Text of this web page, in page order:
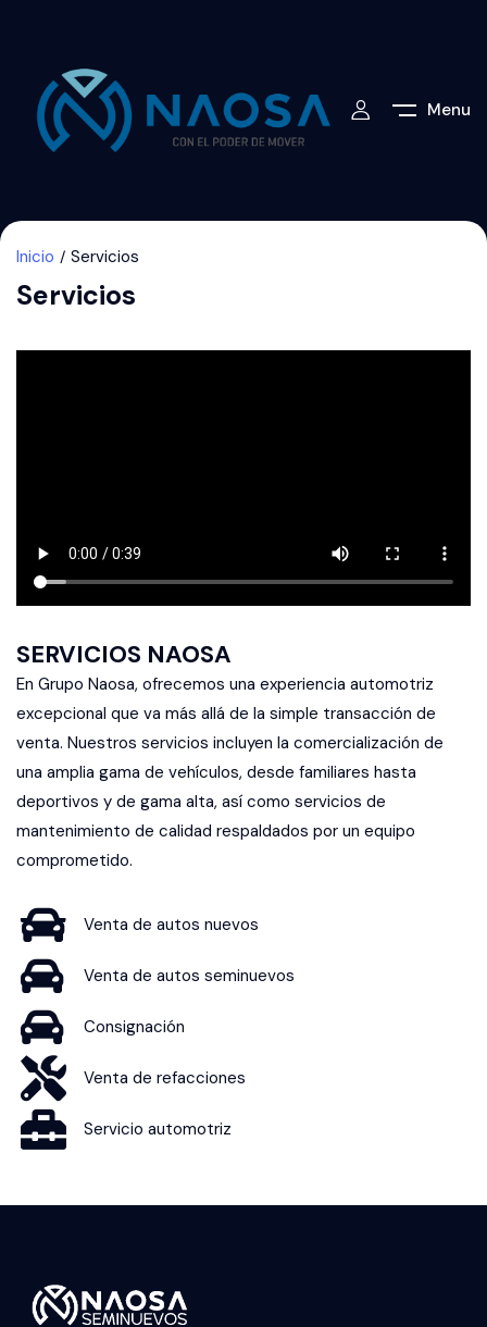
Menu
Inicio Servicios
Servicios
SERVICIOS NAOSA
En Grupo Naosa, ofrecemos una experiencia automotriz
excepcional que va más allá de la simple transacción de
venta. Nuestros servicios incluyen la comercialización de
una amplia gama de vehículos, desde familiares hasta
deportivos y de gama alta, así como servicios de
mantenimiento de calidad respaldados por un equipo
comprometido.
Venta de autos nuevos
Venta de autos seminuevos
Consignación
Venta de refacciones
Servicio automotriz